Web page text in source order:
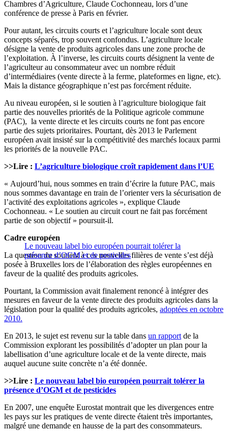
Chambres d’Agriculture, Claude Cochonneau, lors d’une
conférence de presse à Paris en février.
Pour autant, les circuits courts et l’agriculture locale sont deux
concepts séparés, trop souvent confondus. L’agriculture locale
désigne la vente de produits agricoles dans une zone proche de
l’exploitation. À l’inverse, les circuits courts désignent la vente de
l’agriculteur au consommateur avec un nombre réduit
d’intermédiaires (vente directe à la ferme, plateformes en ligne, etc).
Mais la distance géographique n’est pas forcément réduite.
Au niveau européen, si le soutien à l’agriculture biologique fait
partie des nouvelles priorités de la Politique agricole commune
(PAC), la vente directe et les circuits courts ne font pas encore
partie des sujets prioritaires. Pourtant, dès 2013 le Parlement
européen avait insisté sur la compétitivité des marchés locaux parmi
les priorités de la nouvelle PAC.
>>Lire : L’agriculture biologique croît rapidement dans l’UE
« Aujourd’hui, nous sommes en train d’écrire la future PAC, mais
nous sommes davantage en train de l’orienter vers la sécurisation de
l’activité des exploitations agricoles », explique Claude
Cochonneau. « Le soutien au circuit court ne fait pas forcément
partie de son objectif » poursuit-il.
Le nouveau label bio européen pourrait tolérer la
présence d’OGM et de pesticides
Cadre européen
La question du soutient à ces nouvelles filières de vente s’est déjà
posée à Bruxelles lors de l’élaboration des règles européennes en
faveur de la qualité des produits agricoles.
Pourtant, la Commission avait finalement renoncé à intégrer des
mesures en faveur de la vente directe des produits agricoles dans la
législation pour la qualité des produits agricoles, adoptées en octobre
2010.
En 2013, le sujet est revenu sur la table dans un rapport de la
Commission explorant les possibilités d’adopter un plan pour la
labellisation d’une agriculture locale et de la vente directe, mais
auquel aucune suite concrète n’a été donnée.
>>Lire : Le nouveau label bio européen pourrait tolérer la
présence d’OGM et de pesticides
En 2007, une enquête Eurostat montrait que les divergences entre
les pays sur les pratiques de vente directe étaient très importantes,
malgré une demande en hausse de la part des consommateurs.